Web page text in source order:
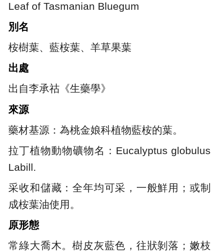
Leaf of Tasmanian Bluegum
別名
桉樹葉、藍桉葉、羊草果葉
出處
出自李承祜《生藥學》
來源
藥材基源：為桃金娘科植物藍桉的葉。
拉丁植物動物礦物名：Eucalyptus globulus
Labill.
采收和儲藏：全年均可采，一般鮮用；或制
成桉葉油使用。
原形態
常綠大喬木。樹皮灰藍色，往狀剝落；嫩枝